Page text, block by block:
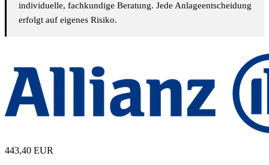
individuelle, fachkundige Beratung. Jede Anlageentscheidung
erfolgt auf eigenes Risiko.
443,40 EUR